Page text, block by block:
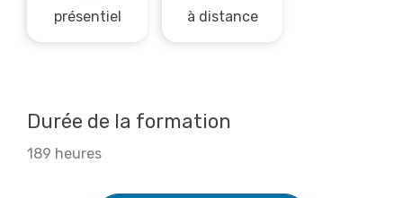
présentiel à distance
Durée de la formation
189 heures